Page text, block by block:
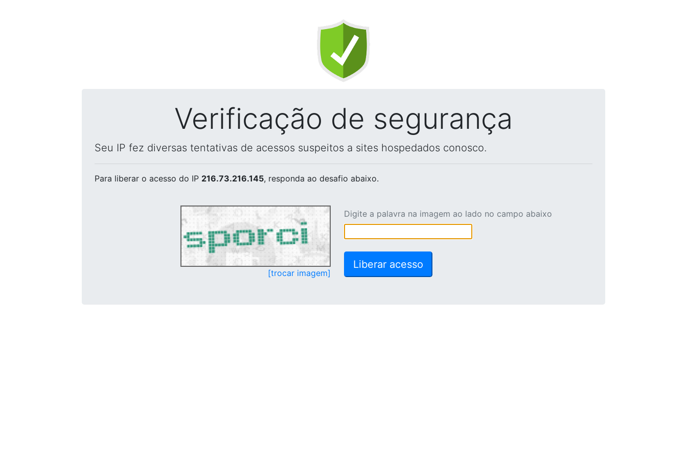
Verificação de segurança
Seu IP fez diversas tentativas de acessos suspeitos a sites hospedados conosco.
Para liberar o acesso do IP 216.73.216.145, responda ao desafio abaixo.
[trocar imagem]
Digite a palavra na imagem ao lado no campo abaixo